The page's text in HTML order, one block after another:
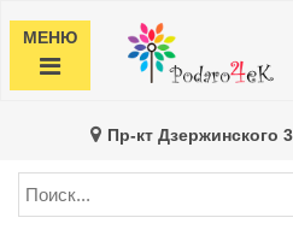
МЕНЮ
Пр-кт Дзержинского